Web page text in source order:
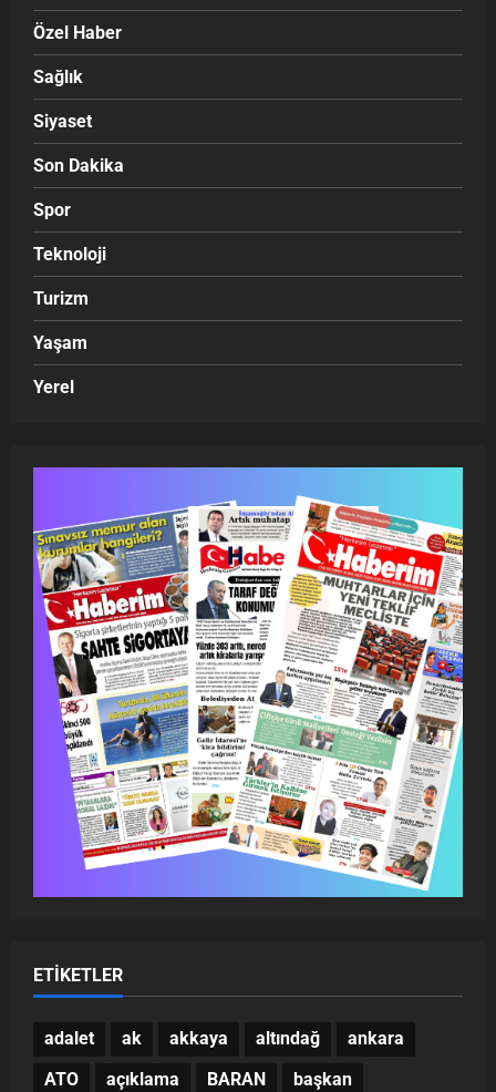
Özel Haber
Sağlık
Siyaset
Son Dakika
Spor
Teknoloji
Turizm
Yaşam
Yerel
ETIKETLER
adalet ak akkaya altındağ
ankara
ATO
açıklama BARAN
başkan